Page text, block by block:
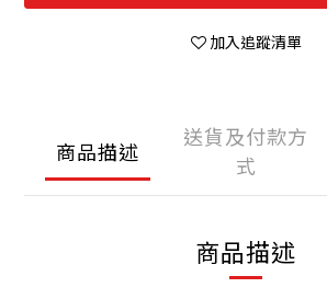
加入追蹤清單
商品描述
送貨及付款方
式
商品描述